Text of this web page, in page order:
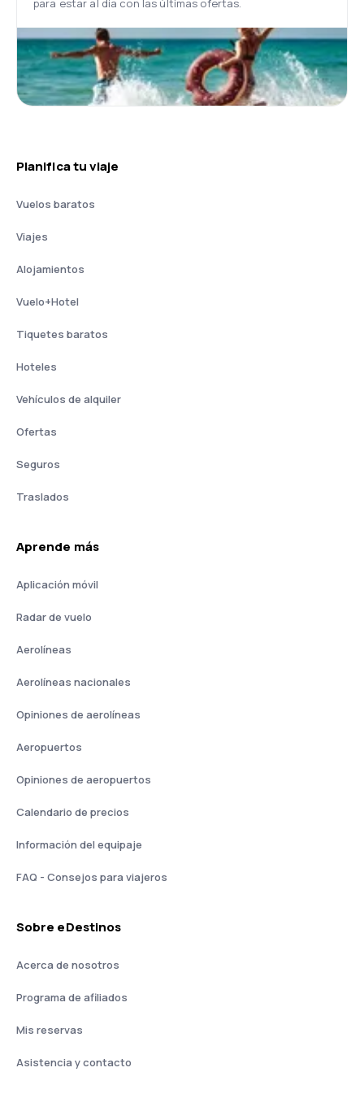
para estar al día con las últimas ofertas.
Planifica tu viaje
Vuelos baratos
Viajes
Alojamientos
Vuelo+Hotel
Tiquetes baratos
Hoteles
Vehículos de alquiler
Ofertas
Seguros
Traslados
Aprende más
Aplicación móvil
Radar de vuelo
Aerolíneas
Aerolíneas nacionales
Opiniones de aerolíneas
Aeropuertos
Opiniones de aeropuertos
Calendario de precios
Información del equipaje
FAQ - Consejos para viajeros
Sobre eDestinos
Acerca de nosotros
Programa de afiliados
Mis reservas
Asistencia y contacto